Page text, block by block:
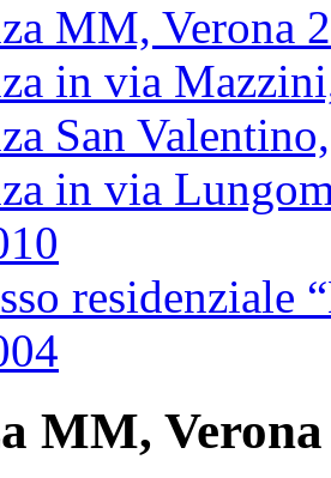
MM, Verona
in via
San
in via
residenziale
MM,